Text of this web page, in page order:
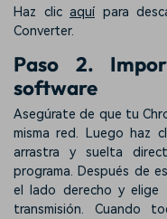
Haz clic aquí para
Converter.
Paso 2.
software
Asegúrate de que tu
misma red. Luego haz
arrastra y suelta
programa. Después de
el lado derecho y elige
transmisión. Cuando